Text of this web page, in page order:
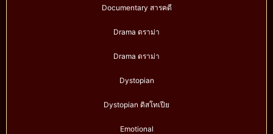
Documentary สารคดี
Drama ดราม่า
Drama ดราม่า
Dystopian
Dystopian ดิสโทเปีย
Emotional